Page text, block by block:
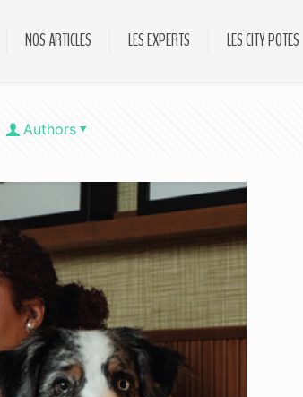
NOS ARTICLES LES EXPERTS LES CITY POTES
Authors